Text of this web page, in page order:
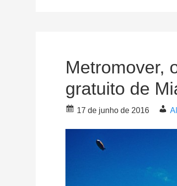
Metromover,
gratuito de
17 de junho de 2016